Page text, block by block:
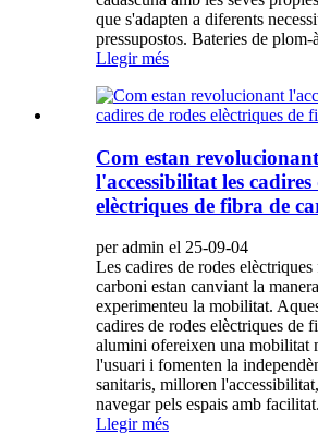
que s'adapten a diferents
pressupostos. Bateries de plom-
Llegir més
Com estan revolucionant
l'accessibilitat les cadires
elèctriques de fibra de
per admin el 25-09-04
Les cadires de rodes
carboni estan canviant la
experimenteu la mobilitat.
cadires de rodes elèctriques de
alumini ofereixen una mobilitat
l'usuari i fomenten la
sanitaris, milloren
navegar pels espais amb
Llegir més